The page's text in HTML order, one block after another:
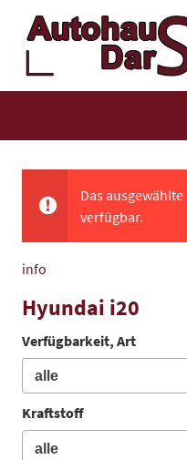
Das
verfügbar.
info
Hyundai i20
Verfügbarkeit, Art
Kraftstoff